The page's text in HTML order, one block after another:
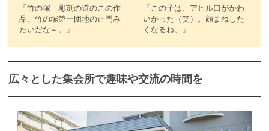
「竹の塚 彫刻の道のこの作
品、竹の塚第一団地の正門み
たいだな～。」
「この子は、アヒル口がかわ
いかった（笑）。顔まねした
くなるね。」
広々とした集会所で趣味や交流の時間を